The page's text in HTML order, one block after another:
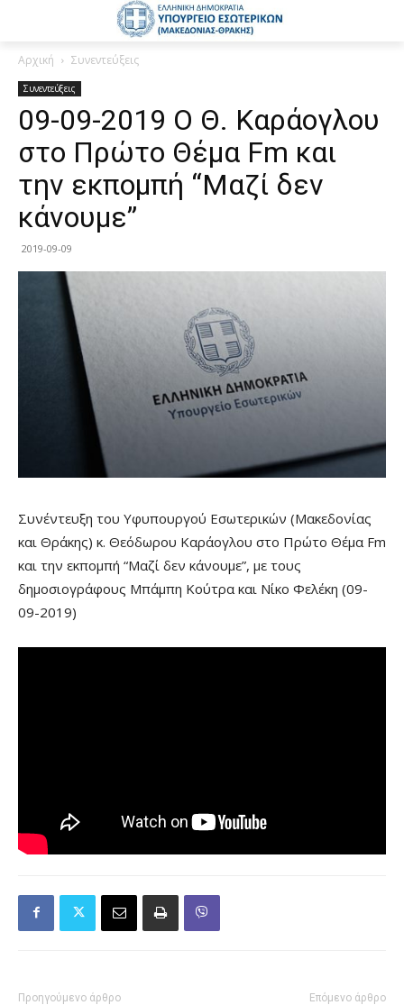
Αρχική Συνεντεύξεις
Συνεντεύξεις
09-09-2019 Ο Θ. Καράογλου
στο Πρώτο Θέμα Fm και
την εκπομπή “Μαζί δεν
κάνουμε”
2019-09-09
Συνέντευξη του Υφυπουργού Εσωτερικών (Μακεδονίας
και Θράκης) κ. Θεόδωρου Καράογλου στο Πρώτο Θέμα Fm
και την εκπομπή “Μαζί δεν κάνουμε”, με τους
δημοσιογράφους Μπάμπη Κούτρα και Νίκο Φελέκη (09-
09-2019)
Προηγούμενο άρθρο Επόμενο άρθρο